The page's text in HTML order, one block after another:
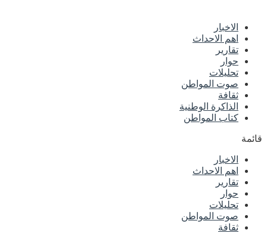
الاخبار
اهم الاحداث
تقارير
حوار
تحليلات
صوت المواطن
ثقافة
الذاكرة الوطنية
كتاب المواطن
قائمة
الاخبار
اهم الاحداث
تقارير
حوار
تحليلات
صوت المواطن
ثقافة